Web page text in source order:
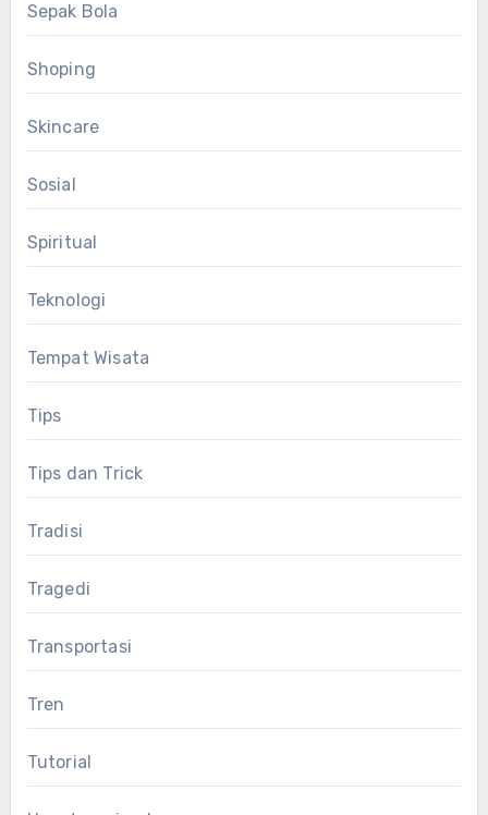
Sepak Bola
Shoping
Skincare
Sosial
Spiritual
Teknologi
Tempat Wisata
Tips
Tips dan Trick
Tradisi
Tragedi
Transportasi
Tren
Tutorial